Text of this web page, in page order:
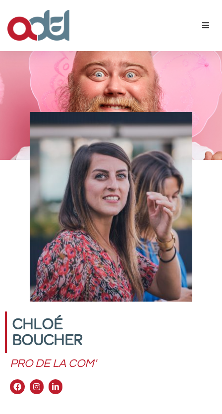
Nos membres
Agenda
Contact
CHLOÉ
BOUCHER
PRO DE LA COM'